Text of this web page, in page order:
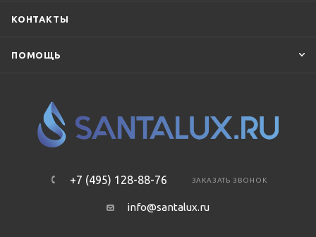
КОНТАКТЫ
ПОМОЩЬ
+7 (495) 128-88-76 ЗАКАЗАТЬ ЗВОНОК
info@santalux.ru